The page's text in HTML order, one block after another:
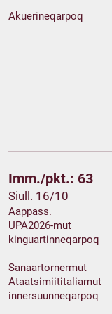
Akuerineqarpoq
Imm./pkt.: 63
Siull. 16/10
Aappass.
UPA2026-mut
kinguartinneqarpoq
Sanaartornermut
Ataatsimiititaliamut
innersuunneqarpoq